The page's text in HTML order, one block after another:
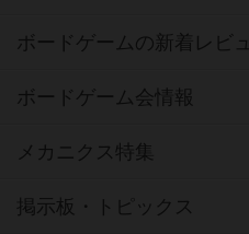
ボードゲームの新着レビ
ボードゲーム会情報
メカニクス特集
掲示板・トピックス